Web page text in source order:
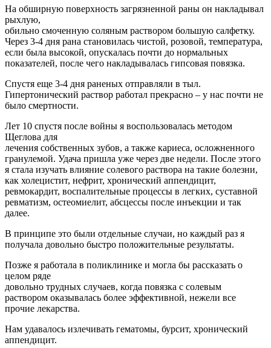
На обширную поверхность загрязненной раны он накладывал
рыхлую,
обильно смоченную соляным раствором большую салфетку.
Через 3-4 дня рана становилась чистой, розовой, температура,
если была высокой, опускалась почти до нормальных
показателей, после чего накладывалась гипсовая повязка.
Спустя еще 3-4 дня раненых отправляли в тыл.
Гипертонический раствор работал прекрасно – у нас почти не
было смертности.
Лет 10 спустя после войны я воспользовалась методом
Щеглова для
лечения собственных зубов, а также кариеса, осложненного
гранулемой. Удача пришла уже через две недели. После этого
я стала изучать влияние солевого раствора на такие болезни,
как холецистит, нефрит, хронический аппендицит,
ревмокардит, воспалительные процессы в легких, суставной
ревматизм, остеомиелит, абсцессы после инъекции и так
далее.
В принципе это были отдельные случаи, но каждый раз я
получала довольно быстро положительные результаты.
Позже я работала в поликлинике и могла бы рассказать о
целом ряде
довольно трудных случаев, когда повязка с солевым
раствором оказывалась более эффективной, нежели все
прочие лекарства.
Нам удавалось излечивать гематомы, бурсит, хронический
аппендицит.